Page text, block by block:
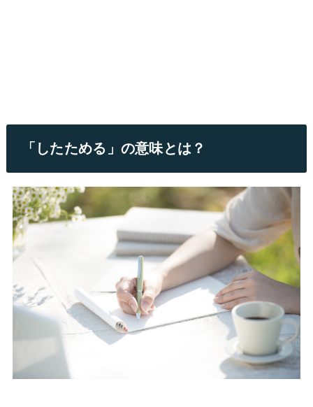
「したためる」の意味とは？